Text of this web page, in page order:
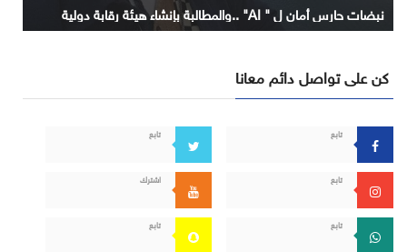
نبضات حارس أمان ل " AI" ..والمطالبة بإنشاء هيئة رقابة دولية
كن على تواصل دائم معانا
تابع تابع
تابع اشترك
تابع تابع